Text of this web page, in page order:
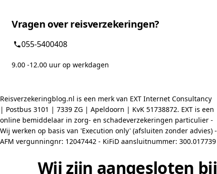
Vragen over reisverzekeringen?
055-5400408
9.00 -12.00 uur op werkdagen
Reisverzekeringblog.nl is een merk van EXT Internet Consultancy
| Postbus 3101 | 7339 ZG | Apeldoorn | KvK 51738872. EXT is een
online bemiddelaar in zorg- en schadeverzekeringen particulier -
Wij werken op basis van 'Execution only' (afsluiten zonder advies) -
AFM vergunningnr: 12047442 - KiFiD aansluitnummer: 300.017739
Wij zijn aangesloten bij